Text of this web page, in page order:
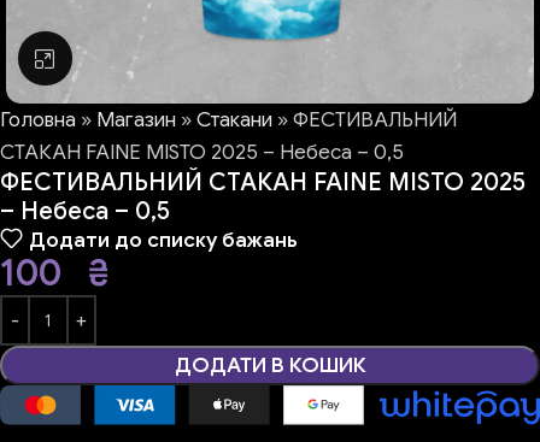
Натисніть, щоб збільшити
Головна » Магазин »Стакани »ФЕСТИВАЛЬНИЙ
СТАКАН FAINE MISTO 2025 – Небеса – 0,5
ФЕСТИВАЛЬНИЙ СТАКАН FAINE MISTO 2025
– Небеса – 0,5
Додати до списку бажань
100 ₴
ДОДАТИ В КОШИК